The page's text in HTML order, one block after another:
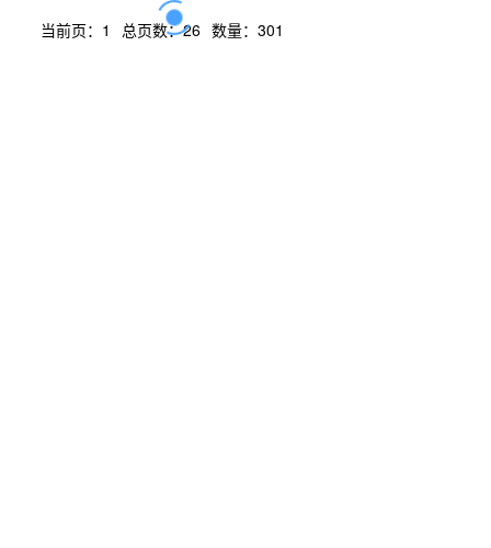
当前页：1 总页数：26 数量：301